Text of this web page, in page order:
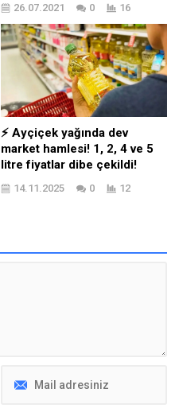
26.07.2021 0 16
⚡ Ayçiçek yağında dev
market hamlesi! 1, 2, 4 ve 5
litre fiyatlar dibe çekildi!
14.11.2025 0 12